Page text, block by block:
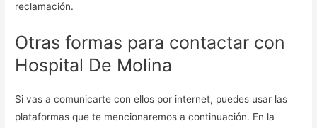
reclamación.
Otras formas para contactar con
Hospital De Molina
Si vas a comunicarte con ellos por internet, puedes usar las
plataformas que te mencionaremos a continuación. En la